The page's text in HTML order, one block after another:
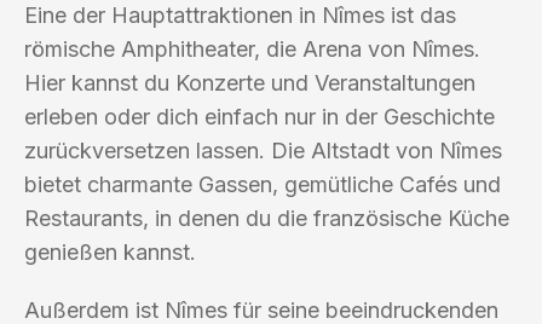
Eine der Hauptattraktionen in Nîmes ist das
römische Amphitheater, die Arena von Nîmes.
Hier kannst du Konzerte und Veranstaltungen
erleben oder dich einfach nur in der Geschichte
zurückversetzen lassen. Die Altstadt von Nîmes
bietet charmante Gassen, gemütliche Cafés und
Restaurants, in denen du die französische Küche
genießen kannst.
Außerdem ist Nîmes für seine beeindruckenden